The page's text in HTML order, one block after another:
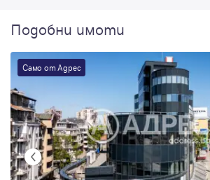
Подобни имоти
Само от Адрес